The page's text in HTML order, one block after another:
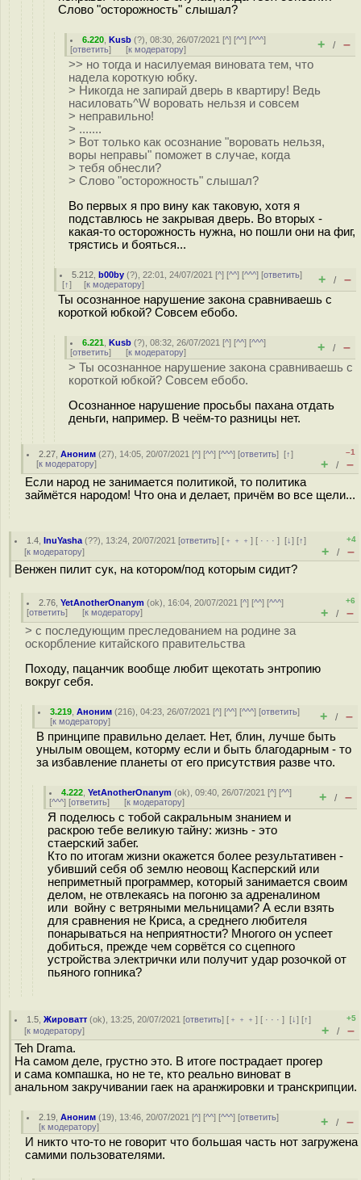
Слово "осторожность" слышал?
6.220 ,Kusb (?), 08:30, 26/07/2021 [^] [^^] [^^^]
[ответить] [к модератору] + / –
>> но тогда и насилуемая виновата тем, что
надела короткую юбку.
> Никогда не запирай дверь в квартиру! Ведь
насиловать^W воровать нельзя и совсем
> неправильно!
> .......
> Вот только как осознание "воровать нельзя,
воры неправы" поможет в случае, когда
> тебя обнесли?
> Слово "осторожность" слышал?
Во первых я про вину как таковую, хотя я
подставлюсь не закрывая дверь. Во вторых -
какая-то осторожность нужна, но пошли они на фиг,
трястись и бояться...
5.212 ,b00by (?), 22:01, 24/07/2021 [^] [^^] [^^^] [ответить]
[↑] [к модератору] + / –
Ты осознанное нарушение закона сравниваешь с
короткой юбкой? Совсем ебобо.
6.221 ,Kusb (?), 08:32, 26/07/2021 [^] [^^] [^^^]
[ответить] [к модератору] + / –
> Ты осознанное нарушение закона сравниваешь с
короткой юбкой? Совсем ебобо.
Осознанное нарушение просьбы пахана отдать
деньги, например. В чеём-то разницы нет.
2.27 ,Аноним (27), 14:05, 20/07/2021 [^] [^^] [^^^] [ответить][↑]
[к модератору]
–1
+ / –
Если народ не занимается политикой, то политика
займётся народом! Что она и делает, причём во все щели...
1.4 ,InuYasha (??), 13:24, 20/07/2021 [ответить] [ ﹢﹢﹢] [ · · ·][↓] [↑]
[к модератору]
+4
+ / –
Венжен пилит сук, на котором/под которым сидит?
2.76 ,YetAnotherOnanym (ok), 16:04, 20/07/2021 [^] [^^] [^^^]
[ответить] [к модератору]
+6
+ / –
> с последующим преследованием на родине за
оскорбление китайского правительства
Походу, пацанчик вообще любит щекотать энтропию
вокруг себя.
3.219 ,Аноним (216), 04:23, 26/07/2021 [^] [^^] [^^^] [ответить]
[к модератору] + / –
В принципе правильно делает. Нет, блин, лучше быть
унылым овощем, которму если и быть благодарным - то
за избавление планеты от его присутствия разве что.
4.222 ,YetAnotherOnanym (ok), 09:40, 26/07/2021 [^] [^^]
[^^^] [ответить] [к модератору] + / –
Я поделюсь с тобой сакральным знанием и
раскрою тебе великую тайну: жизнь - это
стаерский забег.
Кто по итогам жизни окажется более результативен -
убивший себя об землю неовощ Касперский или
неприметный программер, который занимается своим
делом, не отвлекаясь на погоню за адреналином
или войну с ветряными мельницами? А если взять
для сравнения не Криса, а среднего любителя
понарываться на неприятности? Многого он успеет
добиться, прежде чем сорвётся со сцепного
устройства электрички или получит удар розочкой от
пьяного гопника?
1.5 ,Жироватт (ok), 13:25, 20/07/2021 [ответить] [ ﹢﹢﹢] [ · · ·][↓] [↑]
[к модератору]
+5
+ / –
Teh Drama.
На самом деле, грустно это. В итоге пострадает прогер
и сама компашка, но не те, кто реально виноват в
анальном закручивании гаек на аранжировки и транскрипции.
2.19 ,Аноним (19), 13:46, 20/07/2021 [^] [^^] [^^^] [ответить]
[к модератору] + / –
И никто что-то не говорит что большая часть нот загружена
самими пользователями.